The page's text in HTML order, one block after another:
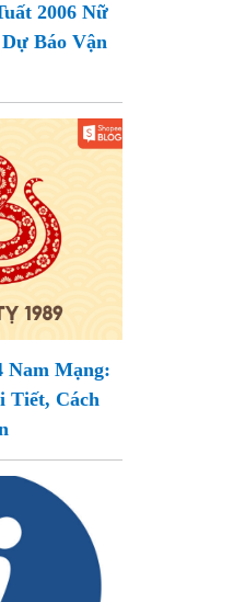
2006 Nữ
Báo Vận
Nam Mạng:
Tiết, Cách